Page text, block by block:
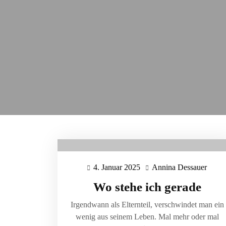
4. Januar 2025 4.
2025
Annina Dessauer
Wo stehe ich gerade
Irgendwann als Elternteil, verschwindet man ein
wenig aus seinem Leben. Mal mehr oder mal